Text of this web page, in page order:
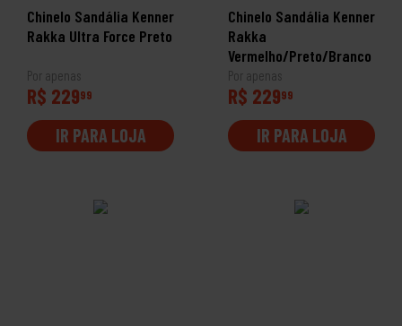
Chinelo Sandália Kenner
Rakka Ultra Force Preto
Por apenas
R$ 22999
IR PARA LOJA
Chinelo Sandália Kenner
Rakka
Vermelho/Preto/Branco
Por apenas
R$ 22999
IR PARA LOJA